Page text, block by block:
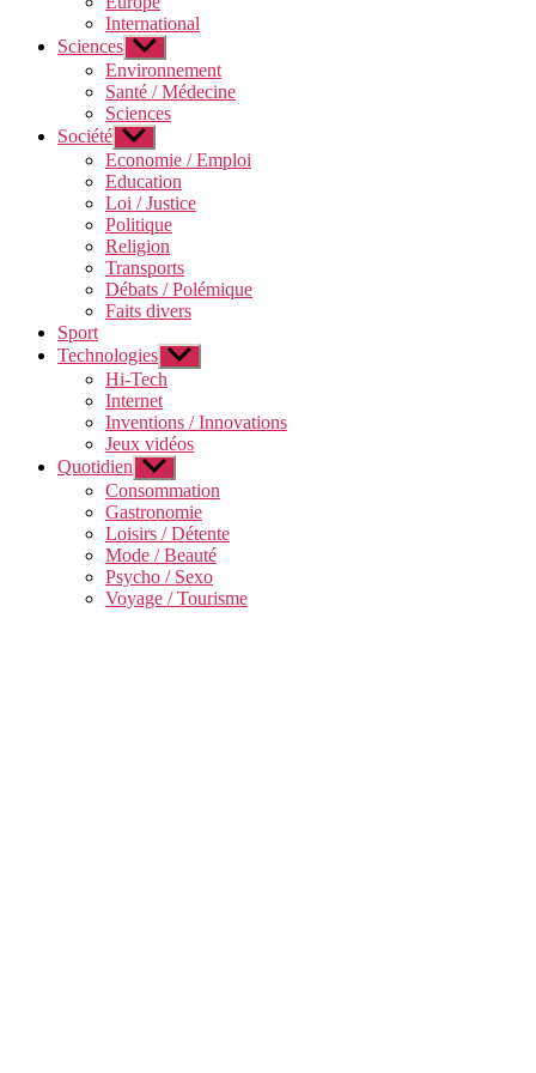
International
Sciences Afficher
le
sous-
menu
Environnement
Santé / Médecine
Sciences
Société Afficher
le
sous-
menu
Economie / Emploi
Education
Loi / Justice
Politique
Religion
Transports
Débats / Polémique
Faits divers
Sport
Technologies Afficher
le
sous-
Hi-Tech
Internet
Inventions / Innovations
Jeux vidéos
Quotidien Afficher
le
sous-
menu
Consommation
Gastronomie
Loisirs / Détente
Mode / Beauté
Psycho / Sexo
Voyage / Tourisme